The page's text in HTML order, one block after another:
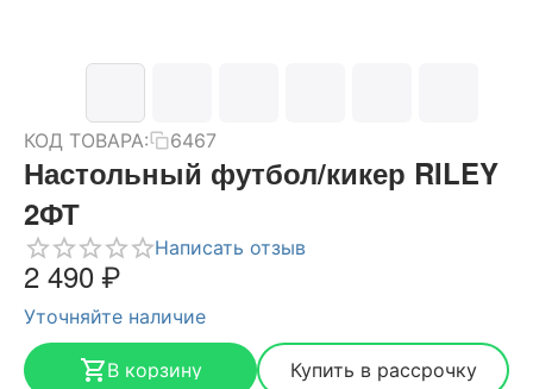
КОД ТОВАРА: 6467
Настольный футбол/кикер RILEY
2ФТ
Написать отзыв
2 490₽
Уточняйте наличие
В корзину
Купить в рассрочку